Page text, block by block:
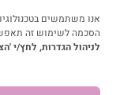
אנו משתמשים
הסכמה לשימוש זה תאפשר
לניהול הגדרות, לחץ/י